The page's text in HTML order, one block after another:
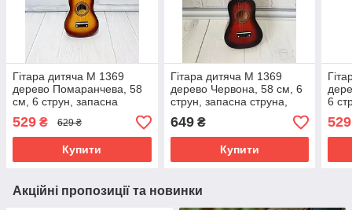
Гітара дитяча M 1369
дерево Помаранчева, 58
см, 6 струн, запасна
529 ₴ 629 ₴
Купити
Гітара дитяча M 1369
дерево Червона, 58 см, 6
струн, запасна струна,
649₴
Купити
6
529
Акційні пропозиції та новинки